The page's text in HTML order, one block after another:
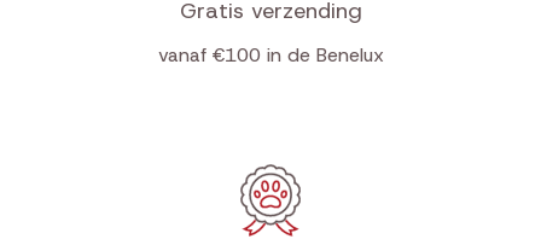
Gratis verzending
vanaf €100 in de Benelux